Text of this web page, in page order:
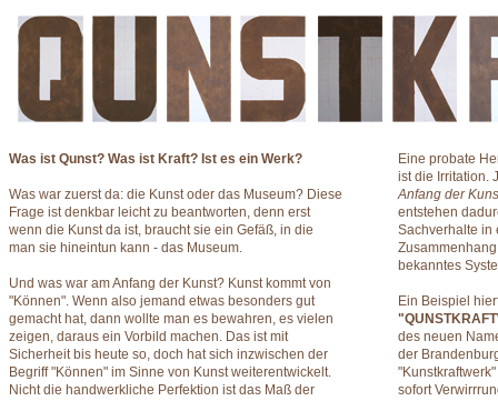
Was ist Qunst? Was ist Kraft? Ist es ein Werk?
Was war zuerst da: die Kunst oder das Museum? Diese
Frage ist denkbar leicht zu beantworten, denn erst
wenn die Kunst da ist, braucht sie ein Gefäß, in die
man sie hineintun kann - das Museum.
Und was war am Anfang der Kunst? Kunst kommt von
"Können". Wenn also jemand etwas besonders gut
gemacht hat, dann wollte man es bewahren, es vielen
zeigen, daraus ein Vorbild machen. Das ist mit
Sicherheit bis heute so, doch hat sich inzwischen der
Begriff "Können" im Sinne von Kunst weiterentwickelt.
Nicht die handwerkliche Perfektion ist das Maß der
Eine probate
ist die Irritation.
Anfang der
entstehen
Sachverhalte in
bekanntes
Ein Beispiel
des neuen
der
sofort